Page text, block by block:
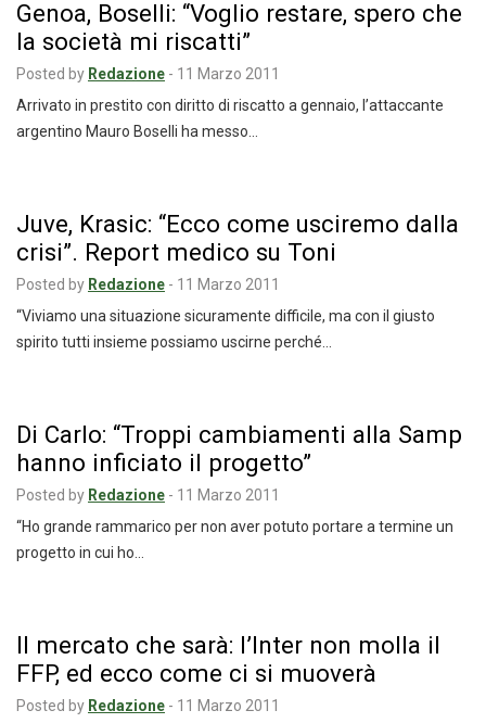
Genoa, Boselli: “Voglio restare, spero che
la società mi riscatti”
Posted by Redazione - 11 Marzo 2011
Arrivato in prestito con diritto di riscatto a gennaio, l’attaccante
argentino Mauro Boselli ha messo…
Juve, Krasic: “Ecco come usciremo dalla
crisi”. Report medico su Toni
Posted by Redazione - 11 Marzo 2011
“Viviamo una situazione sicuramente difficile, ma con il giusto
spirito tutti insieme possiamo uscirne perché…
Di Carlo: “Troppi cambiamenti alla Samp
hanno inficiato il progetto”
Posted by Redazione - 11 Marzo 2011
“Ho grande rammarico per non aver potuto portare a termine un
progetto in cui ho…
Il mercato che sarà: l’Inter non molla il
FFP, ed ecco come ci si muoverà
Posted by Redazione - 11 Marzo 2011